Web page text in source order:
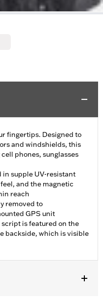
fingertips. Designed to
and windshields, this
phones, sunglasses
in supple UV-resistant
and the magnetic
reach
removed to
GPS unit
is featured on the
backside, which is visible